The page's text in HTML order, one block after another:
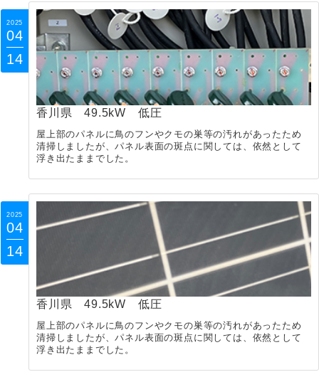
2025
04
14
香川県 49.5kW 低圧
屋上部のパネルに鳥のフンやクモの巣等の汚れがあったため
清掃しましたが、パネル表面の斑点に関しては、依然として
浮き出たままでした。
2025
04
14
香川県 49.5kW 低圧
屋上部のパネルに鳥のフンやクモの巣等の汚れがあったため
清掃しましたが、パネル表面の斑点に関しては、依然として
浮き出たままでした。